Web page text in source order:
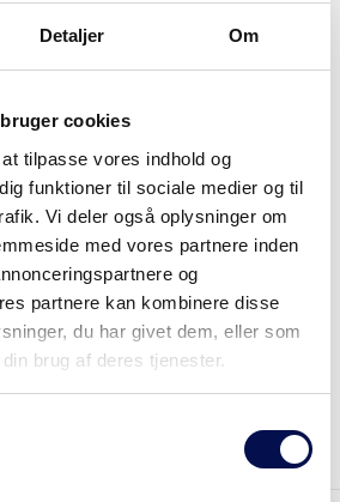
Detaljer Om
cookies
tilpasse vores indhold og
funktioner til sociale medier og til
Vi deler også oplysninger om
med vores partnere inden
og
partnere kan kombinere disse
du har givet dem, eller som
brug af deres tjenester.
DET KØBES